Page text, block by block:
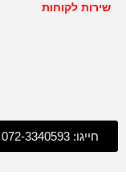
שירות לקוחות
חייגו: 072-3340593